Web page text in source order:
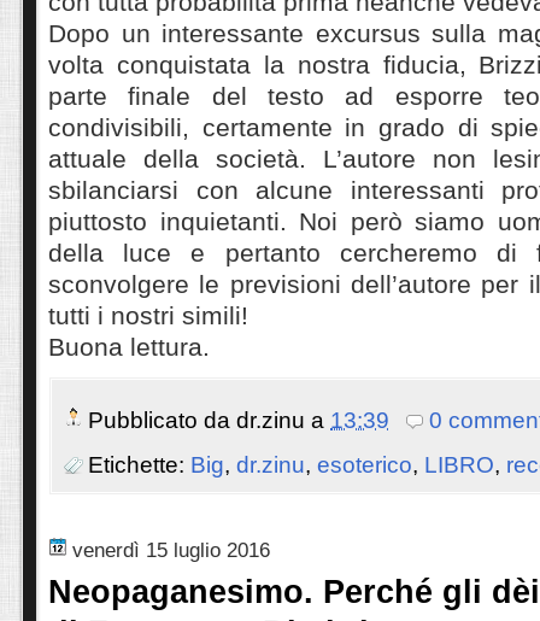
Dopo un interessante excursus sulla
volta conquistata la nostra fiducia,
parte finale del testo ad esporre
condivisibili, certamente in grado di
attuale della società. L’autore non
sbilanciarsi con alcune interessanti
piuttosto inquietanti. Noi però siamo
della luce e pertanto cercheremo
sconvolgere le previsioni dell’autore per
tutti i nostri simili!
Buona lettura.
Pubblicato da dr.zinu a 13:39
0
Etichette: Big, dr.zinu, esoterico, LIBRO,
venerdì 15 luglio 2016
Neopaganesimo. Perché gli